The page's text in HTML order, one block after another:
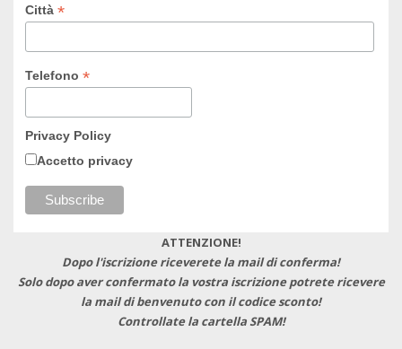
Città *
Telefono *
Privacy Policy
Accetto privacy
ATTENZIONE!
Dopo l'iscrizione riceverete la mail di conferma!
Solo dopo aver confermato la vostra iscrizione potrete ricevere
la mail di benvenuto con il codice sconto!
Controllate la cartella SPAM!